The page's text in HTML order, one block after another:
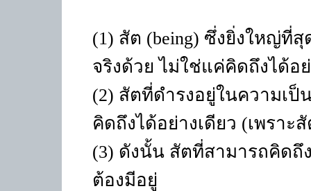
(1) สัต (being) ซึ่งยิ่งใหญ่ที่
จริงด้วย ไม่ใช่แค่คิดถึงได้อ
(2) สัตที่ดำรงอยู่ในความเ
คิดถึงได้อย่างเดียว (เพรา
(3) ดังนั้น สัตที่สามารถคิดถึ
ต้องมีอยู่